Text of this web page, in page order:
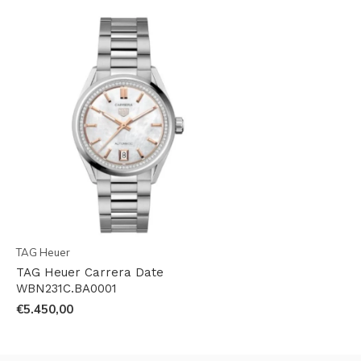
TAG Heuer
TAG Heuer Carrera Date
WBN231C.BA0001
€5.450,00